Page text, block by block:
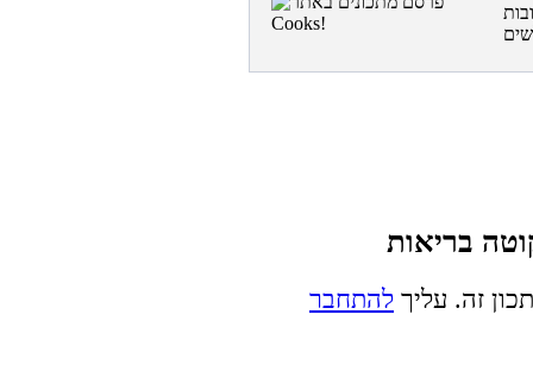
זה. עליך להתחבר